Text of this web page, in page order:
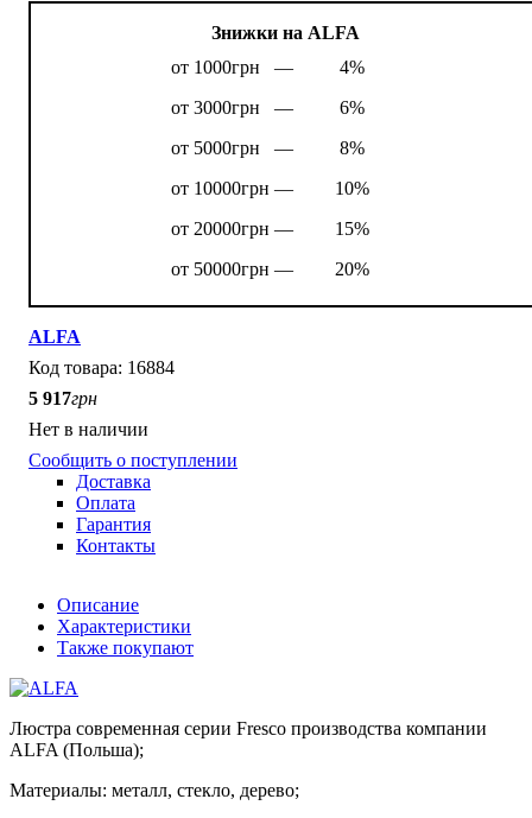
Знижки на ALFA
от 1000грн —
4%
от 3000грн —
6%
от 5000грн —
8%
от 10000грн —
10%
от 20000грн —
15%
от 50000грн —
20%
ALFA
16884
5 917грн
Нет в наличии
Сообщить о поступлении
Доставка
Оплата
Гарантия
Контакты
Описание
Характеристики
Также покупают
Люстра современная серии Fresco производства компании
ALFA (Польша);
Материалы: металл, стекло, дерево;